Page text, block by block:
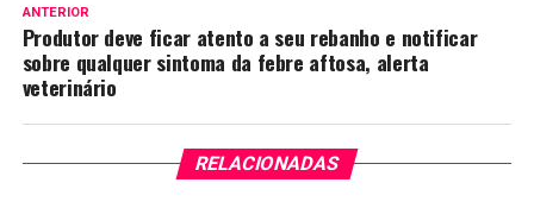
ANTERIOR
Produtor deve ficar atento a seu rebanho e notificar
sobre qualquer sintoma da febre aftosa, alerta
veterinário
RELACIONADAS